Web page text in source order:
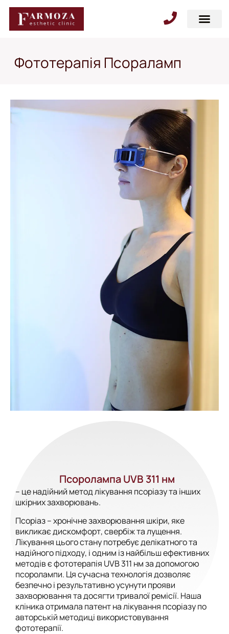
Фототерапія Псораламп
Псоролампа UVB 311 нм
– це надійний метод лікування псоріазу та інших
шкірних захворювань.
Псоріаз – хронічне захворювання шкіри, яке
викликає дискомфорт, свербіж та лущення.
Лікування цього стану потребує делікатного та
надійного підходу, і одним із найбільш ефективних
методів є фототерапія UVB 311 нм за допомогою
псоролампи. Ця сучасна технологія дозволяє
безпечно і результативно усунути прояви
захворювання та досягти тривалої ремісії. Наша
кліника отримала патент на лікування псоріазу по
авторській методиці використовування
фототерапії.